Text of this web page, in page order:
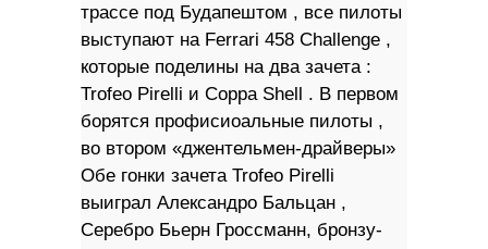
трассе под Будапештом , все пилоты
выступают на Ferrari 458 Challenge ,
которые поделины на два зачета :
Trofeo Pirelli и Coppa Shell . В первом
борятся профисиоальные пилоты ,
во втором «джентельмен-драйверы»
Обе гонки зачета Trofeo Pirelli
выиграл Александро Бальцан ,
Серебро Бьерн Гроссманн, бронзу-